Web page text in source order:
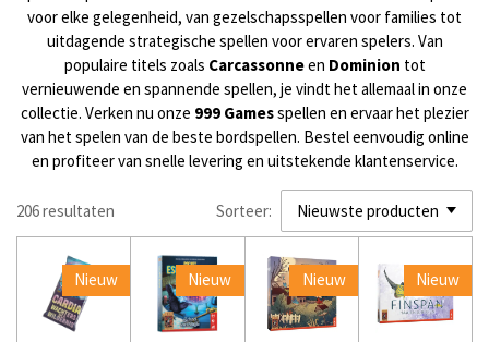
voor elke gelegenheid, van gezelschapsspellen voor families tot
uitdagende strategische spellen voor ervaren spelers. Van
populaire titels zoals Carcassonneen Dominion tot
vernieuwende en spannende spellen, je vindt het allemaal in onze
collectie. Verken nu onze 999 Gamesspellen en ervaar het plezier
van het spelen van de beste bordspellen. Bestel eenvoudig online
en profiteer van snelle levering en uitstekende klantenservice.
206 resultaten Sorteer:
Nieuw Nieuw Nieuw Nieuw